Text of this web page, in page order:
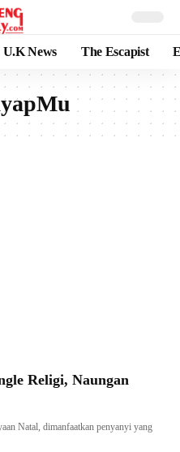
U.K News The Escapist
Religi, Naungan
Natal, dimanfaatkan penyanyi yang